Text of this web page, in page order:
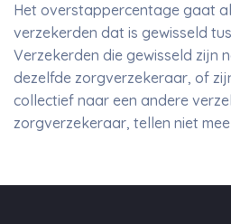
Het overstappercentage gaat
verzekerden dat is gewisseld
Verzekerden die gewisseld zijn
dezelfde zorgverzekeraar, of
collectief naar een andere
zorgverzekeraar, tellen niet